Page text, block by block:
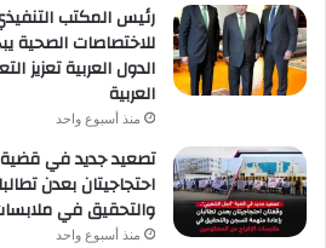
رئيس المكتب
للاختصاصات الصحية
الدول العربية تعزيز
العربية
منذ أسبوع واحد
تصعيد جديد في
احتجاجيتان بعدن
والتحقيق في
منذ أسبوع واحد